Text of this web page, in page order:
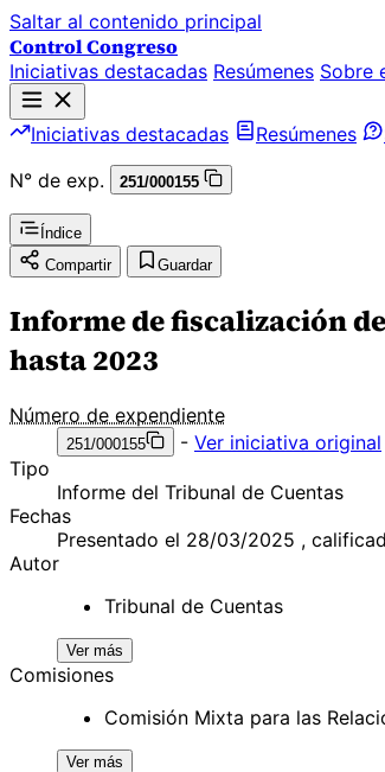
Saltar al contenido principal
Control Congreso
Iniciativas destacadas Resúmenes Sobre
Iniciativas destacadas Resúmenes
N° de exp.
251/000155
Índice
Compartir
Guardar
Informe de fiscalización
hasta 2023
Número de expendiente
251/000155 - Ver iniciativa original
Tipo
Informe del Tribunal de Cuentas
Fechas
Presentado el 28/03/2025 ,
Autor
Tribunal de Cuentas
Ver más
Comisiones
Comisión Mixta para las
Ver más